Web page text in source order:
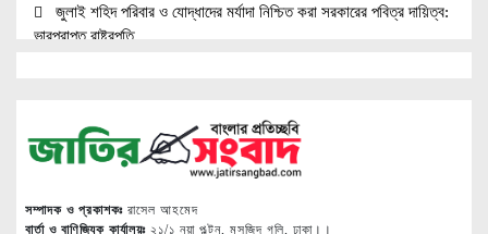
জুলাই শহিদ পরিবার ও যোদ্ধাদের মর্যাদা নিশ্চিত করা সরকারের পবিত্র দায়িত্ব:
ভারপ্রাপ্ত রাষ্ট্রপতি
উচ্চশিক্ষার দ্বার খুলতে ‘ওভারসীজ এডুকেয়ার’ ও ‘এডু উইংস হাব’-এর নতুন
যাত্রা
সাপাহারে তুচ্ছ ঘটনায় দম্পতি কে পিটিয়ে জখম
সম্পাদক ও প্রকাশকঃ রাসেল আহমেদ
বার্তা ও বাণিজ্যিক কার্যালয়ঃ ২১/১ নয়া পল্টন, মসজিদ গলি, ঢাকা।।